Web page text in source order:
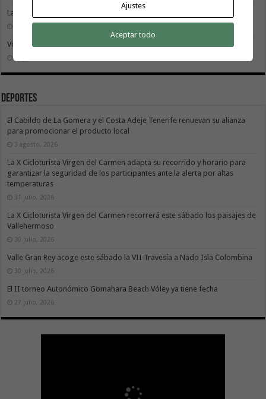
La Gomera transforma su modelo energético
Vivir donde se estudia: una cuestión de igualdad entre islas
Deportes
El Cabildo de La Gomera y el Costa Adeje Tenerife renuevan su alianza
para promocionar el producto local
3 agosto, 2026
La X Cicloturista Virgen del Carmen adapta su recorrido y horario para
garantizar la seguridad de los participantes ante la alerta por altas
temperaturas
31 julio, 2026
La X Cicloturista Virgen del Carmen recorrerá este sábado los paisajes de
Vallehermoso
30 julio, 2026
Valle Gran Rey acoge este sábado la VII Travesía a Nado Isla Colombina
30 julio, 2026
El II torneo Autonómico Gomahara Beach Vóley ya tiene fecha
27 julio, 2026
Ajustes
Aceptar todo